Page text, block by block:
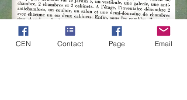
CEN Contact Page Email